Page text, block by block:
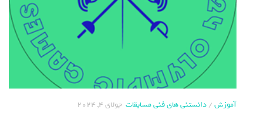
آموزش/دانستنی های فنی مسابقات جولای 4, 2024